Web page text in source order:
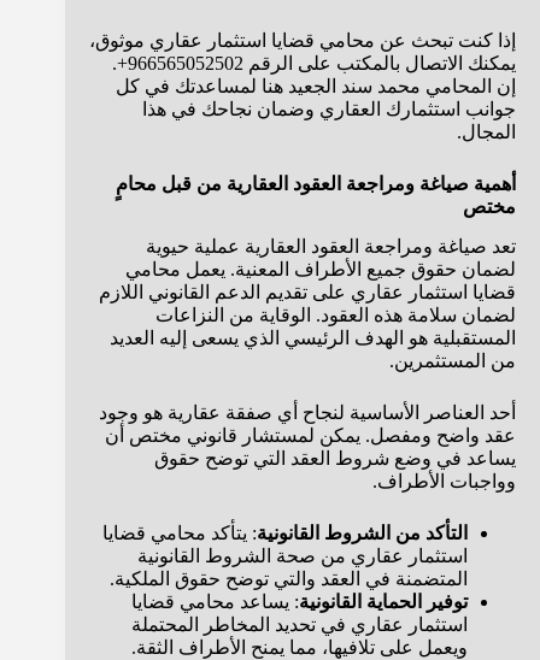
إذا كنت تبحث عن محامي قضايا استثمار عقاري موثوق،
يمكنك الاتصال بالمكتب على الرقم 966565052502+.
إن المحامي محمد سند الجعيد هنا لمساعدتك في كل
جوانب استثمارك العقاري وضمان نجاحك في هذا
المجال.
أهمية صياغة ومراجعة العقود العقارية من قبل محامٍ
مختص
تعد صياغة ومراجعة العقود العقارية عملية حيوية
لضمان حقوق جميع الأطراف المعنية. يعمل محامي
قضايا استثمار عقاري على تقديم الدعم القانوني اللازم
لضمان سلامة هذه العقود. الوقاية من النزاعات
المستقبلية هو الهدف الرئيسي الذي يسعى إليه العديد
من المستثمرين.
أحد العناصر الأساسية لنجاح أي صفقة عقارية هو وجود
عقد واضح ومفصل. يمكن لمستشار قانوني مختص أن
يساعد في وضع شروط العقد التي توضح حقوق
وواجبات الأطراف.
التأكد من الشروط القانونية: يتأكد محامي قضايا
استثمار عقاري من صحة الشروط القانونية
المتضمنة في العقد والتي توضح حقوق الملكية.
توفير الحماية القانونية: يساعد محامي قضايا
استثمار عقاري في تحديد المخاطر المحتملة
ويعمل على تلافيها، مما يمنح الأطراف الثقة.